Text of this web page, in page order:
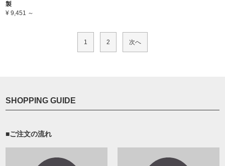
製
¥ 9,451 ～
1 2 次へ
SHOPPING GUIDE
■ご注文の流れ